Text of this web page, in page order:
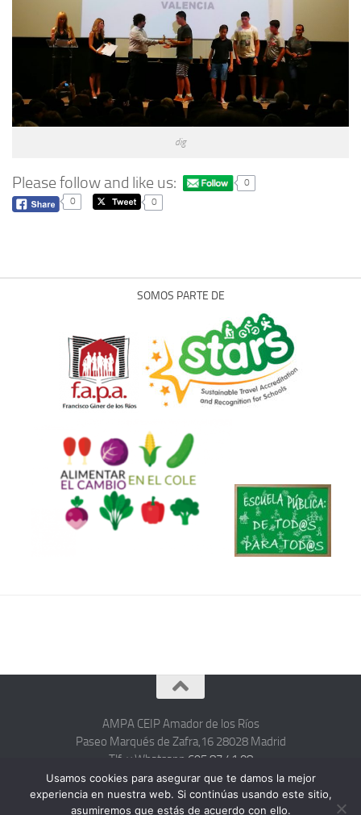
dig
Please follow and like us:
0
0
0
SOMOS PARTE DE
AMPA CEIP Amador de los Ríos
Paseo Marqués de Zafra,16 28028 Madrid
Tlf. y Whatsapp 695 87 41 08
hola@ampacolegioamadordelosrios.com
Usamos cookies para asegurar que te damos la mejor
experiencia en nuestra web. Si continúas usando este sitio,
asumiremos que estás de acuerdo con ello.